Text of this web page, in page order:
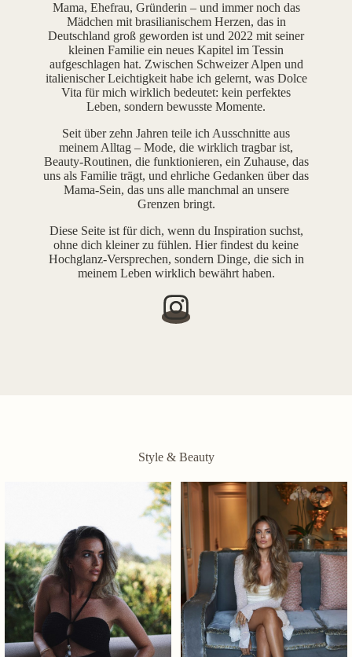
Mama, Ehefrau, Gründerin – und immer noch das
Mädchen mit brasilianischem Herzen, das in
Deutschland groß geworden ist und 2022 mit seiner
kleinen Familie ein neues Kapitel im Tessin
aufgeschlagen hat. Zwischen Schweizer Alpen und
italienischer Leichtigkeit habe ich gelernt, was Dolce
Vita für mich wirklich bedeutet: kein perfektes
Leben, sondern bewusste Momente.
Seit über zehn Jahren teile ich Ausschnitte aus
meinem Alltag – Mode, die wirklich tragbar ist,
Beauty-Routinen, die funktionieren, ein Zuhause, das
uns als Familie trägt, und ehrliche Gedanken über das
Mama-Sein, das uns alle manchmal an unsere
Grenzen bringt.
Diese Seite ist für dich, wenn du Inspiration suchst,
ohne dich kleiner zu fühlen. Hier findest du keine
Hochglanz-Versprechen, sondern Dinge, die sich in
meinem Leben wirklich bewährt haben.
Style & Beauty